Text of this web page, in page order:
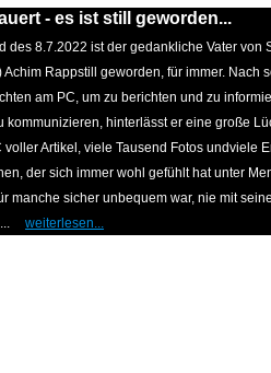
- es ist still geworden...
des 8.7.2022 ist der gedankliche Vater von
Achim Rappstill geworden, für immer. Nach
am PC, um zu berichten und zu
kommunizieren, hinterlässt er eine große
voller Artikel, viele Tausend Fotos undviele
der sich immer wohl gefühlt hat unter
manche sicher unbequem war, nie mit
weiterlesen...